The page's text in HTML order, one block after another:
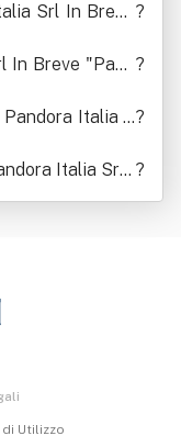
Srl In Breve ?
In Breve "Pand ?
Italia S?
Italia Srl I ?
di Utilizzo